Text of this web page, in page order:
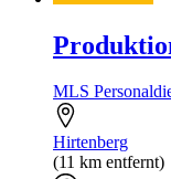
MLS
Hirtenberg
(11 km entfernt)